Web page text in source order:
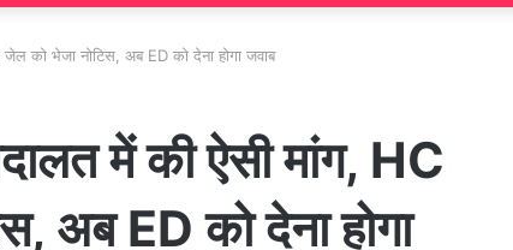
को भेजा नोटिस, अब ED को देना होगा जवाब
में की ऐसी मांग, HC
अब ED को देना होगा